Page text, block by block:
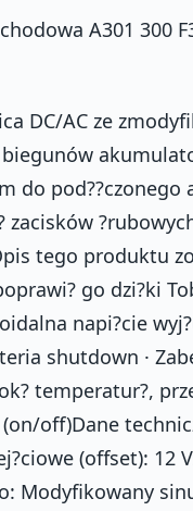
A301 300
DC/AC ze
do
tego produktu
go dzi?ki
napi?cie
shutdown ·
temperatur?,
off)Dane
(offset): 12
Modyfikowany